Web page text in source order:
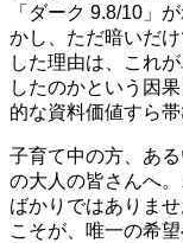
「ダーク 9.8/10」
かし、ただ暗いだけ
した理由は、これ
したのかという因
的な資料価値すら
子育て中の方、あ
の大人の皆さんへ
ばかりではありま
こそが、唯一の希